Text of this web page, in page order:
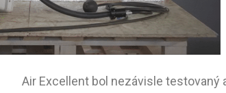
Air Excellent bol nezávisle testovaný